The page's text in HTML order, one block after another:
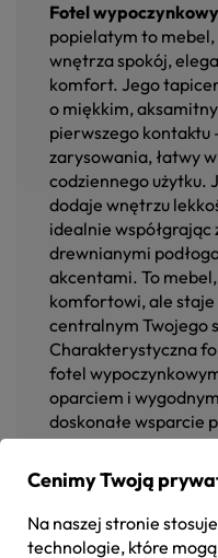
Fotel
popielatym to
wnętrza spokój,
komfort. Jego
o miękkim,
pierwszego kontaktu
zarysowania, łatwy
codziennego użytku.
dodaje wnętrzu
idealnie współgrając
drewnianymi
akcentami. To
komfortowi, ale staje
centralnym Twojego
Charakterystyczna
fotel
oparciem i
doskonałe wsparcie
rozwiązanie do
czy wieczornego
drewna w kolorze
naturalnego uroku,
współgrając z
Cenimy Twoją
Na naszej stronie
technologie, które